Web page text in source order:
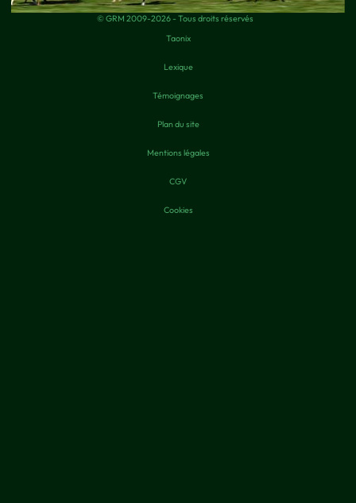
© GRM 2009-2026 - Tous droits réservés
Taonix
Lexique
Témoignages
Plan du site
Mentions légales
CGV
Cookies